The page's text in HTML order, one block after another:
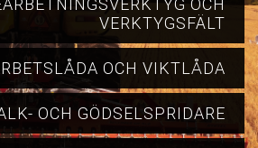
OCH
VERKTYGSFÄLT
OCH VIKTLÅDA
OCH GÖDSELSPRIDARE